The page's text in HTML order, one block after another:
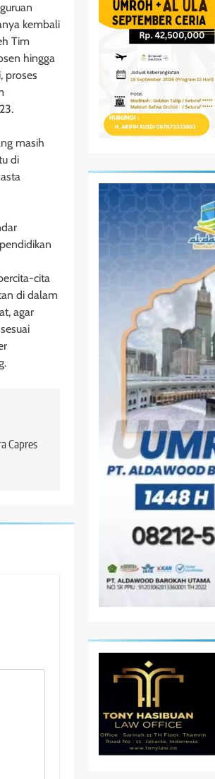
kembali
Tim
hingga
proses
masih
di
cita
di dalam
agar
Capres